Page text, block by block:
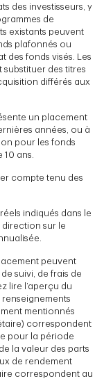
des investisseurs, y
de
existants peuvent
plafonnés ou
des fonds visés. Les
des titres
différés aux
un placement
années, ou à
pour les fonds
ans.
compte tenu des
indiqués dans le
sur le
peuvent
suivi, de frais de
lire l’aperçu du
mentionnés
correspondent
pour la période
la valeur des parts
de rendement
correspondent au